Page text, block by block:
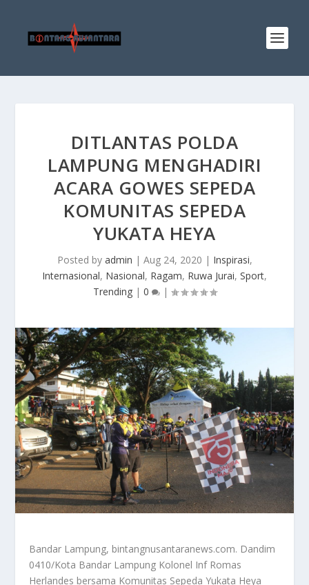
DITLANTAS POLDA
LAMPUNG MENGHADIRI
ACARA GOWES SEPEDA
KOMUNITAS SEPEDA
YUKATA HEYA
Posted by admin | Aug 24, 2020 | Inspirasi,
Internasional, Nasional, Ragam, Ruwa Jurai, Sport,
Trending| 0 |
Bandar Lampung, bintangnusantaranews.com. Dandim
0410/Kota Bandar Lampung Kolonel Inf Romas
Herlandes bersama Komunitas Sepeda Yukata Heya